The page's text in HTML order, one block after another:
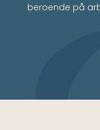
beroende på